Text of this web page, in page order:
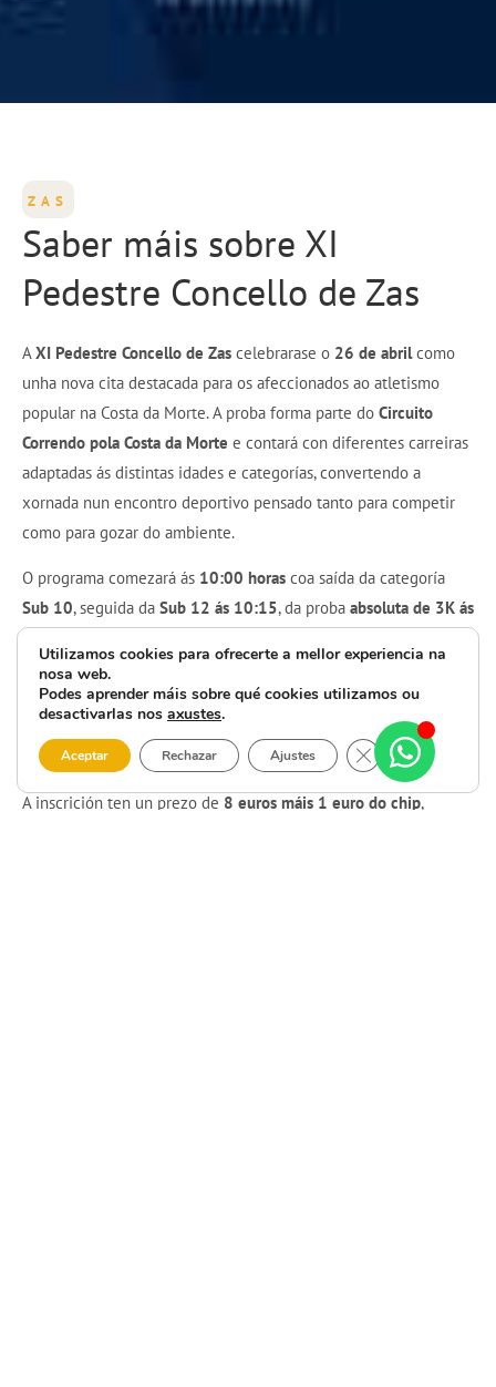
ZAS
Saber máis sobre XI
Pedestre Concello de Zas
A XI Pedestre Concello de Zas celebrarase o 26 de abrilcomo
unha nova cita destacada para os afeccionados ao atletismo
popular na Costa da Morte. A proba forma parte do Circuito
Correndo pola Costa da Morte e contará con diferentes carreiras
adaptadas ás distintas idades e categorías, convertendo a
xornada nun encontro deportivo pensado tanto para competir
como para gozar do ambiente.
O programa comezará ás 10:00 horas coa saída da categoría
Sub 10, seguida da Sub 12 ás 10:15, da proba absoluta de 3K ás
10K ás 11:45
e, xa para pechar a mañá, da categoría
13:00. A apertura da mesa será ás 9:00e as entregas de dorsais
10:30para Sub 10 e Sub 12, ata as11:30
para 3K e Sub 14-18, e ata as
13:15para a 10K.
A inscrición ten un prezo de 8 euros máis 1 euro do chip,
Utilizamos cookies para ofrecerte a mellor experiencia na
nosa web.
Podes aprender máis sobre qué cookies utilizamos ou
desactivarlas nos axustes.
Aceptar Rechazar Ajustes Close GDPR